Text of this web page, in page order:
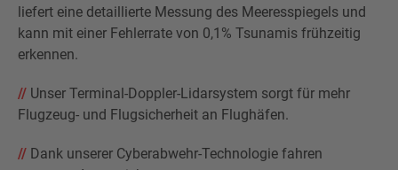
liefert eine detaillierte Messung des Meeresspiegels und
kann mit einer Fehlerrate von 0,1% Tsunamis frühzeitig
erkennen.
// Unser Terminal-Doppler-Lidarsystem sorgt für mehr
Flugzeug- und Flugsicherheit an Flughäfen.
// Dank unserer Cyberabwehr-Technologie fahren